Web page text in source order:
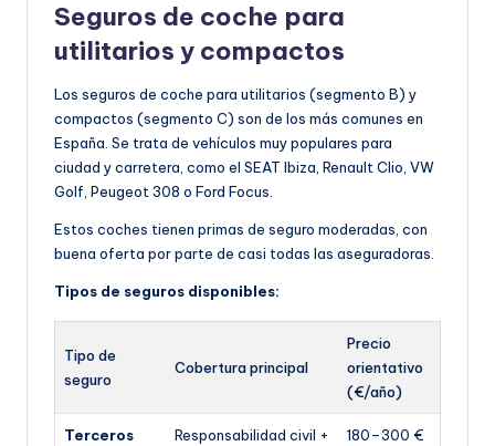
Seguros de coche para
utilitarios y compactos
Los seguros de coche para utilitarios (segmento B) y
compactos (segmento C) son de los más comunes en
España. Se trata de vehículos muy populares para
ciudad y carretera, como el SEAT Ibiza, Renault Clio, VW
Golf, Peugeot 308 o Ford Focus.
Estos coches tienen primas de seguro moderadas, con
buena oferta por parte de casi todas las aseguradoras.
Tipos de seguros disponibles:
Tipo de
seguro
Cobertura principal
Precio
orientativo
(€/año)
Terceros
Responsabilidad civil +
180–300 €